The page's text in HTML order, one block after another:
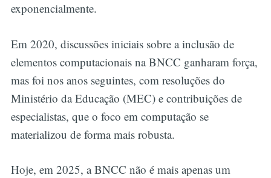
exponencialmente.
Em 2020, discussões iniciais sobre a inclusão de
elementos computacionais na BNCC ganharam força,
mas foi nos anos seguintes, com resoluções do
Ministério da Educação (MEC) e contribuições de
especialistas, que o foco em computação se
materializou de forma mais robusta.
Hoje, em 2025, a BNCC não é mais apenas um